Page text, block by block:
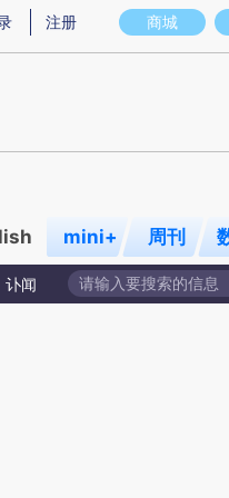
图存在偏差。不代表财新观点和
商城
注册
mini+ 周刊
讣闻